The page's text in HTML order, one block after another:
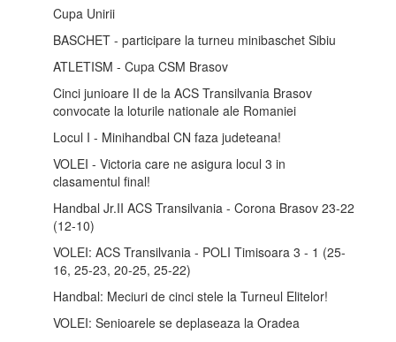
Cupa Unirii
BASCHET - participare la turneu minibaschet Sibiu
ATLETISM - Cupa CSM Brasov
Cinci junioare II de la ACS Transilvania Brasov
convocate la loturile nationale ale Romaniei
Locul I - Minihandbal CN faza judeteana!
VOLEI - Victoria care ne asigura locul 3 in
clasamentul final!
Handbal Jr.II ACS Transilvania - Corona Brasov 23-22
(12-10)
VOLEI: ACS Transilvania - POLI Timisoara 3 - 1 (25-
16, 25-23, 20-25, 25-22)
Handbal: Meciuri de cinci stele la Turneul Elitelor!
VOLEI: Senioarele se deplaseaza la Oradea